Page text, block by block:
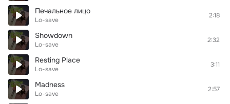
Печальное лицо
Lo-save
2:18
Showdown
Lo-save
2:32
Resting Place
Lo-save
3:11
Madness
Lo-save
2:57